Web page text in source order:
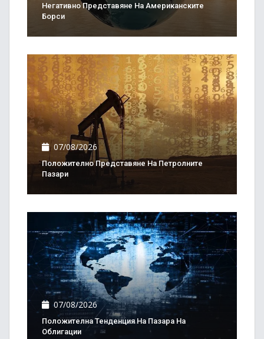
Негативно Представяне На Американските
Борси
07/08/2026
Положително Представяне На Петролните
Пазари
07/08/2026
Положителна Тенденция На Пазара На
Облигации